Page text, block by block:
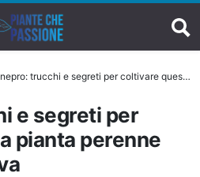
trucchi e segreti per coltivare questa pianta perenne molto decorativa
e segreti per
pianta perenne